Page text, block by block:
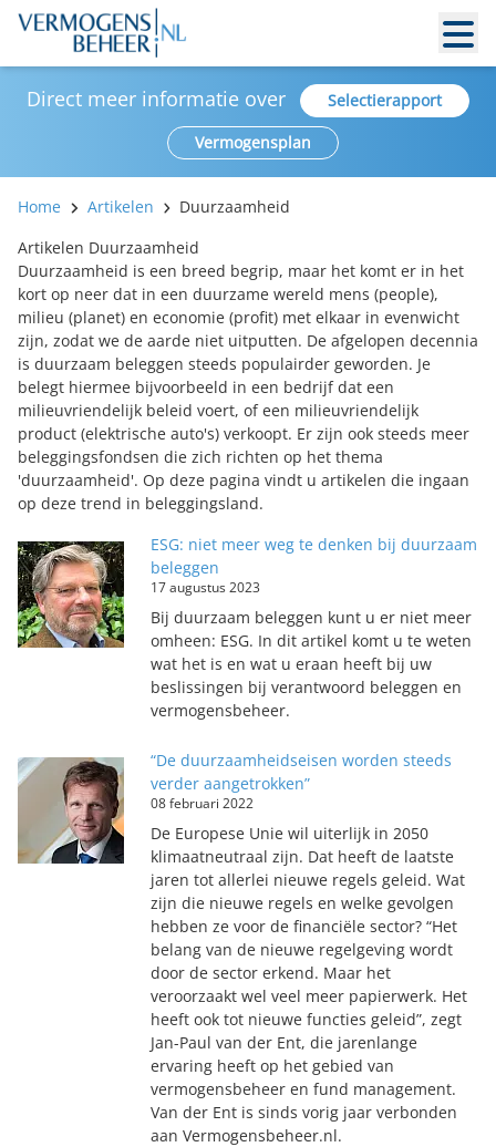
Direct meer informatie over
Selectierapport
Vermogensplan
Home Artikelen
Duurzaamheid
Artikelen Duurzaamheid
Duurzaamheid is een breed begrip, maar het komt er in het
kort op neer dat in een duurzame wereld mens (people),
milieu (planet) en economie (profit) met elkaar in evenwicht
zijn, zodat we de aarde niet uitputten. De afgelopen decennia
is duurzaam beleggen steeds populairder geworden. Je
belegt hiermee bijvoorbeeld in een bedrijf dat een
milieuvriendelijk beleid voert, of een milieuvriendelijk
product (elektrische auto's) verkoopt. Er zijn ook steeds meer
beleggingsfondsen die zich richten op het thema
'duurzaamheid'. Op deze pagina vindt u artikelen die ingaan
op deze trend in beleggingsland.
ESG: niet meer weg te denken bij duurzaam
beleggen
17 augustus 2023
Bij duurzaam beleggen kunt u er niet meer
omheen: ESG. In dit artikel komt u te weten
wat het is en wat u eraan heeft bij uw
beslissingen bij verantwoord beleggen en
vermogensbeheer.
“De duurzaamheidseisen worden steeds
verder aangetrokken”
08 februari 2022
De Europese Unie wil uiterlijk in 2050
klimaatneutraal zijn. Dat heeft de laatste
jaren tot allerlei nieuwe regels geleid. Wat
zijn die nieuwe regels en welke gevolgen
hebben ze voor de financiële sector? “Het
belang van de nieuwe regelgeving wordt
door de sector erkend. Maar het
veroorzaakt wel veel meer papierwerk. Het
heeft ook tot nieuwe functies geleid”, zegt
Jan-Paul van der Ent, die jarenlange
ervaring heeft op het gebied van
vermogensbeheer en fund management.
Van der Ent is sinds vorig jaar verbonden
aan Vermogensbeheer.nl.